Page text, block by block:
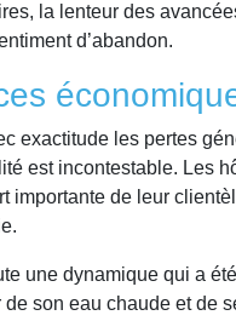
la lenteur des
d’abandon.
exactitude les pertes
est incontestable. Les
importante de leur
une dynamique qui a
son eau chaude et de